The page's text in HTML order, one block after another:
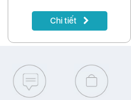
chính – Bảo hiểm Bảo Việt,
Tập đoàn Dầu khí Quốc gia
Chi tiết